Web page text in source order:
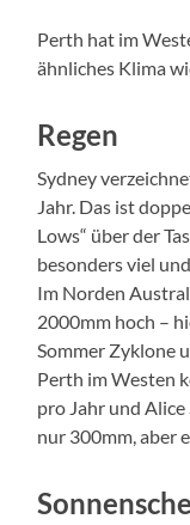
Perth hat im
ähnliches Klima
Regen
Sydney
Jahr. Das ist
Lows“ über der
besonders viel
Im Norden
2000mm hoch –
Sommer Zyklone
Perth im Westen
pro Jahr und
nur 300mm, aber